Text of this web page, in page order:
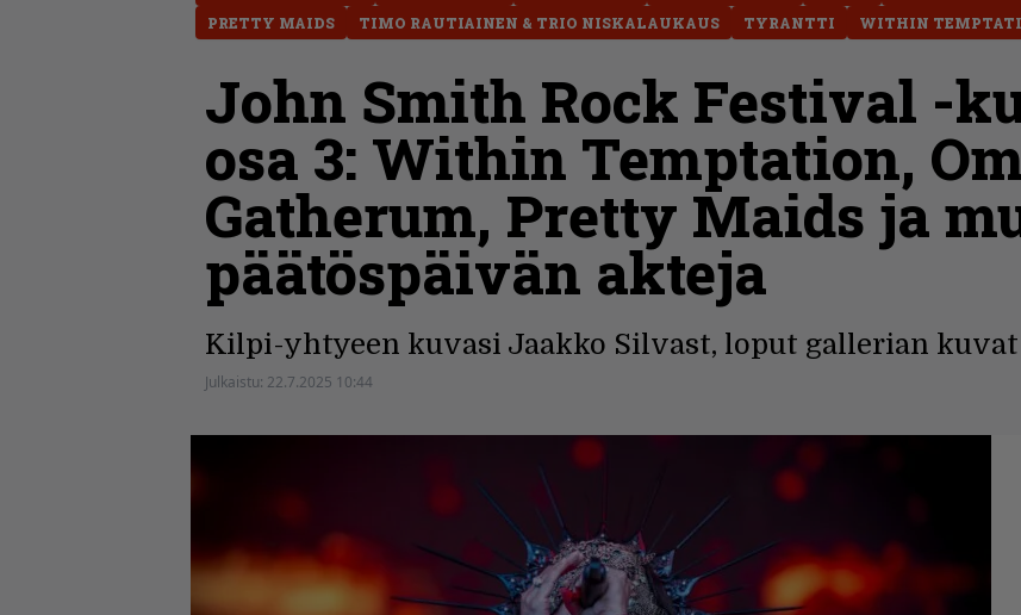
PRETTY MAIDS
TIMO RAUTIAINEN & TRIO NISKALAUKAUS TYRANTTI WITHIN
John Smith Rock Festival -
osa 3: Within Temptation,
Gatherum, Pretty Maids ja
päätöspäivän akteja
Kilpi-yhtyeen kuvasi Jaakko Silvast, loput gallerian
Julkaistu: 22.7.2025 10:44